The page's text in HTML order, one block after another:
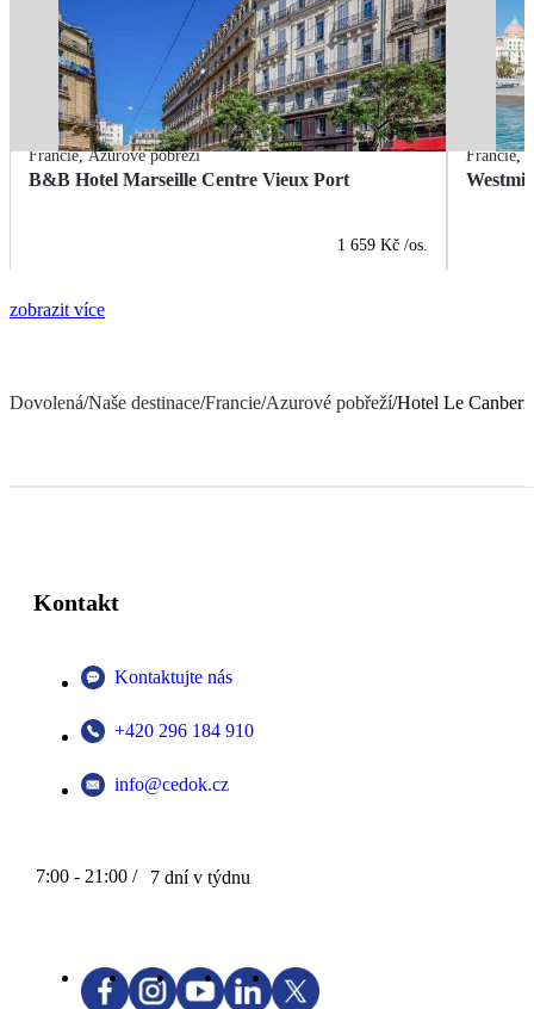
Francie,Azurové pobřeží
B&B Hotel Marseille Centre Vieux Port
1 659 Kč /os.
Francie,
zobrazit více
Dovolená/Naše destinace/Francie/Azurové pobřeží/Hotel Le
Kontakt
Kontaktujte nás
+420 296 184 910
info@cedok.cz
7:00 - 21:00 / 7 dní v týdnu